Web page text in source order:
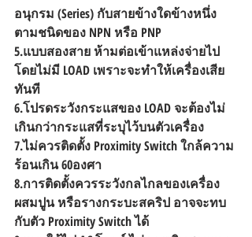
อนุกรม (Series) กับสายข้างใดข้างหนึ่ง
ตามชนิดของ NPN หรือ PNP
5.แบบสองสาย ห้ามต่อเข้าแหล่งจ่ายไป
โดยไม่มี LOAD เพราะจะทำให้เครื่องเสีย
ทันที
6.โปรดระวังกระแสของ LOAD จะต้องไม่
เกินกว่ากระแสที่ระบุไว้บนตัวเครื่อง
7.ไม่ควรติดตั้ง Proximity Switch ใกล้ความ
ร้อนเกิน 60องศา
8.การติดตั้งควรระวังกลไกลของเครื่อง
ผสมปูน หรือรางกระบะสคริป อาจจะทบ
กับตัว Proximity Switch ได้